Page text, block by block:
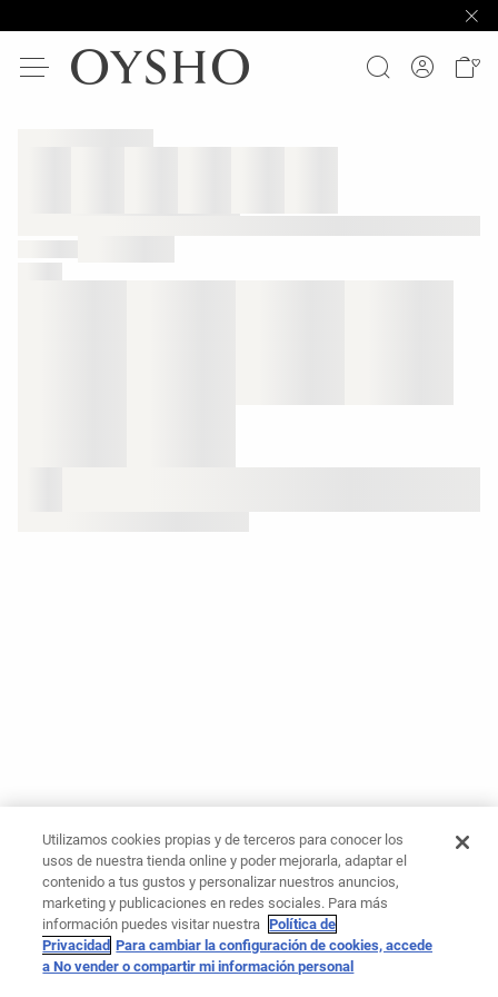
Utilizamos cookies propias y de terceros para conocer los
usos de nuestra tienda online y poder mejorarla, adaptar el
contenido a tus gustos y personalizar nuestros anuncios,
marketing y publicaciones en redes sociales. Para más
información puedes visitar nuestra Política de
Privacidad Para cambiar la configuración de cookies, accede
a No vender o compartir mi información personal